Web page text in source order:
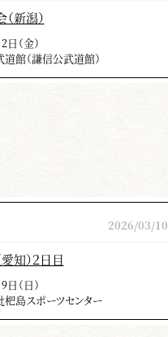
新潟）
（金）
館（謙信公武道館）
2026/03/10
知）２日目
（日）
島スポーツセンター